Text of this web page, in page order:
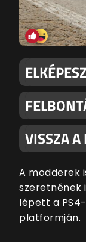
VISSZA A
A modderek
szeretnének
lépett a
platformján.